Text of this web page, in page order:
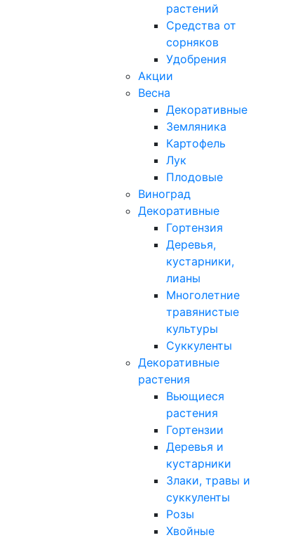
растений
Средства от
сорняков
Удобрения
Акции
Весна
Декоративные
Земляника
Картофель
Лук
Плодовые
Виноград
Декоративные
Гортензия
Деревья,
кустарники,
лианы
Многолетние
травянистые
культуры
Суккуленты
Декоративные
растения
Вьющиеся
растения
Гортензии
Деревья и
кустарники
Злаки, травы и
суккуленты
Розы
Хвойные